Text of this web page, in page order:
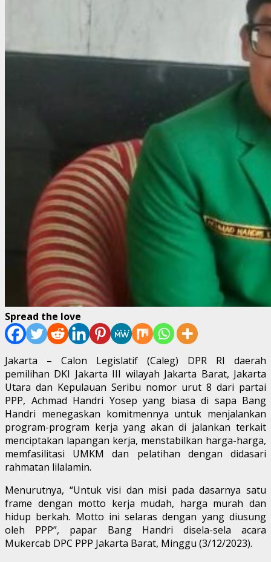
Spread the love
Jakarta – Calon Legislatif (Caleg) DPR RI daerah
pemilihan DKI Jakarta III wilayah Jakarta Barat, Jakarta
Utara dan Kepulauan Seribu nomor urut 8 dari partai
PPP, Achmad Handri Yosep yang biasa di sapa Bang
Handri menegaskan komitmennya untuk menjalankan
program-program kerja yang akan di jalankan terkait
menciptakan lapangan kerja, menstabilkan harga-harga,
memfasilitasi UMKM dan pelatihan dengan didasari
rahmatan lilalamin.
Menurutnya, “Untuk visi dan misi pada dasarnya satu
frame dengan motto kerja mudah, harga murah dan
hidup berkah. Motto ini selaras dengan yang diusung
oleh PPP”, papar Bang Handri disela-sela acara
Mukercab DPC PPP Jakarta Barat, Minggu (3/12/2023).